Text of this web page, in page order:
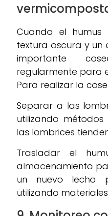
Cuando el humus
textura oscura y un
importante
regularmente para
Para realizar la
Separar a las
utilizando
las lombrices
Trasladar el
almacenamiento
un nuevo lecho
utilizando